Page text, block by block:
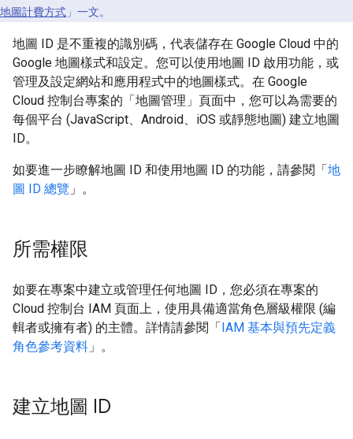
地圖計費方式 」一文。
地圖 ID 是不重複的識別碼，代表儲存在 Google Cloud 中的
Google 地圖樣式和設定。您可以使用地圖 ID 啟用功能，或
管理及設定網站和應用程式中的地圖樣式。在 Google
Cloud 控制台專案的「地圖管理」 頁面中，您可以為需要的
每個平台 (JavaScript、Android、iOS 或靜態地圖) 建立地圖
ID。
如要進一步瞭解地圖 ID 和使用地圖 ID 的功能，請參閱「地
圖 ID 總覽 」。
所需權限
如要在專案中建立或管理任何地圖 ID，您必須在專案的
Cloud 控制台 IAM 頁面上，使用具備適當角色層級權限 (編
輯者或擁有者) 的主體。詳情請參閱「IAM 基本與預先定義
角色參考資料 」。
建立地圖 ID